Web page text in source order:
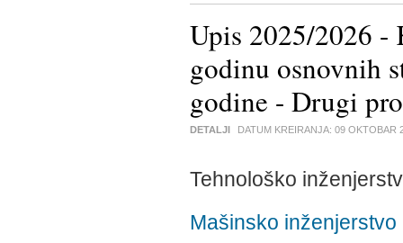
Upis 2025/2026 -
godinu osnovnih
godine - Drugi
DETALJI DATUM KREIRANJA: 09 OKTOBAR
Tehnološko
Mašinsko inženjerstvo